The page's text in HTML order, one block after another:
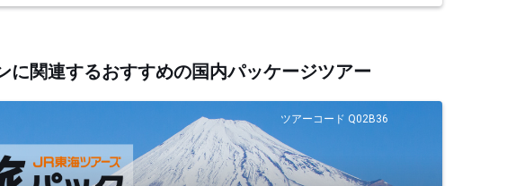
に関連するおすすめの国内パッケージツアー
ツアーコード Q02B36